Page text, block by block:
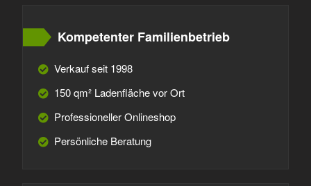
Kompetenter Familienbetrieb
Verkauf seit 1998
150 qm² Ladenfläche vor Ort
Professioneller Onlineshop
Persönliche Beratung